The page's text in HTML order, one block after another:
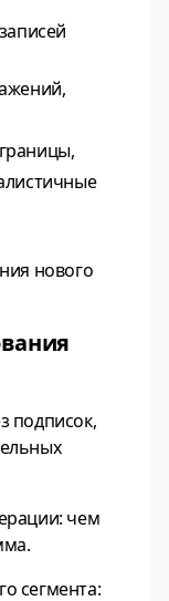
нового
подписок,
чем
сегмента: